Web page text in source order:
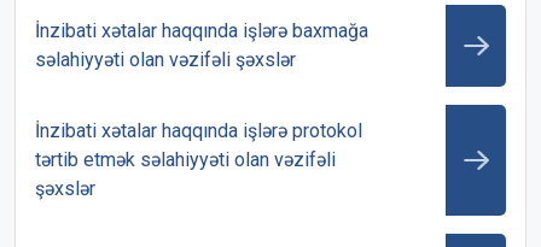
İnzibati xətalar haqqında işlərə baxmağa
səlahiyyəti olan vəzifəli şəxslər
İnzibati xətalar haqqında işlərə protokol
tərtib etmək səlahiyyəti olan vəzifəli
şəxslər